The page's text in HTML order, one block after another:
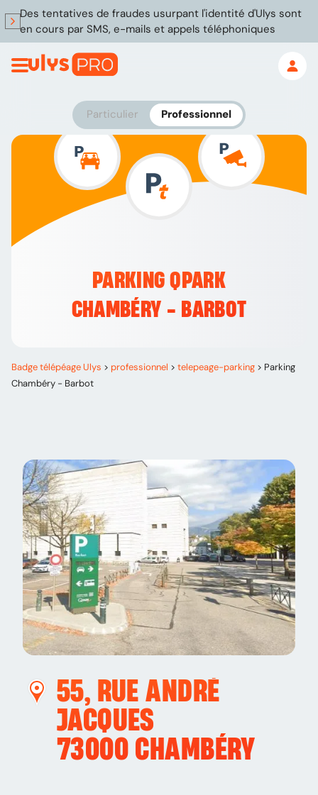
Des tentatives de fraudes usurpant l'identité d'Ulys sont
en cours par SMS, e-mails et appels téléphoniques
Particulier Professionnel
PARKING QPARK
CHAMBÉRY - BARBOT
Badge télépéage Ulys > professionnel > telepeage-parking > Parking
Chambéry - Barbot
55, RUE ANDRÉ
JACQUES
73000 CHAMBÉRY